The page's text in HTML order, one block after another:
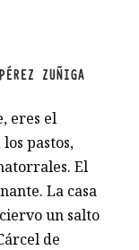
ZUÑIGA
eres el
pastos,
El
La casa
un salto
de